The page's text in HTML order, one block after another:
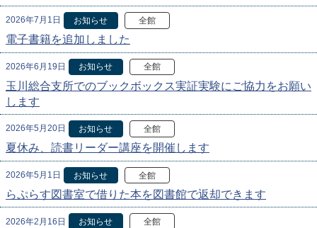
2026年7月1日 お知らせ 全館
電子書籍を追加しました
2026年6月19日 お知らせ 全館
玉川総合支所でのブックボックス実証実験にご協力をお願い
します
2026年5月20日 お知らせ 全館
夏休み、読書リーダー講座を開催します
2026年5月1日 お知らせ 全館
らぷらす図書室で借りた本を図書館で返却できます
2026年2月16日 お知らせ 全館